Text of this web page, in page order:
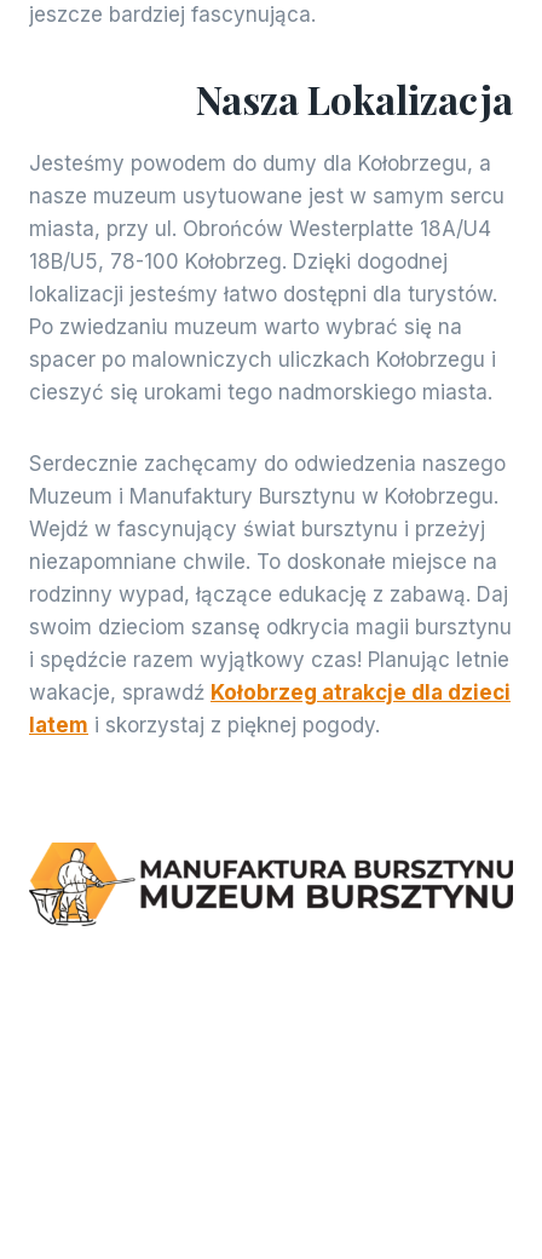
jeszcze bardziej fascynująca.
Nasza Lokalizacja
Jesteśmy powodem do dumy dla Kołobrzegu, a
nasze muzeum usytuowane jest w samym sercu
miasta, przy ul. Obrońców Westerplatte 18A/U4
18B/U5, 78-100 Kołobrzeg. Dzięki dogodnej
lokalizacji jesteśmy łatwo dostępni dla turystów.
Po zwiedzaniu muzeum warto wybrać się na
spacer po malowniczych uliczkach Kołobrzegu i
cieszyć się urokami tego nadmorskiego miasta.
Serdecznie zachęcamy do odwiedzenia naszego
Muzeum i Manufaktury Bursztynu w Kołobrzegu.
Wejdź w fascynujący świat bursztynu i przeżyj
niezapomniane chwile. To doskonałe miejsce na
rodzinny wypad, łączące edukację z zabawą. Daj
swoim dzieciom szansę odkrycia magii bursztynu
i spędźcie razem wyjątkowy czas! Planując letnie
wakacje, sprawdź Kołobrzeg atrakcje dla dzieci
latem i skorzystaj z pięknej pogody.